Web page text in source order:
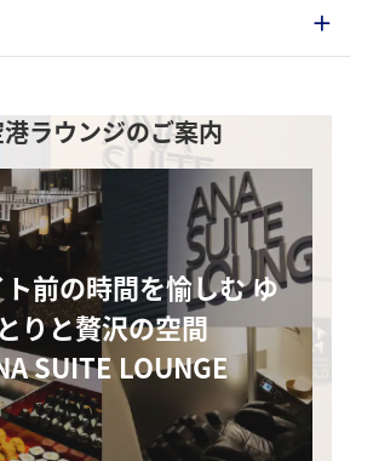
ラウンジのご案内
ニューと作りたての
しさ ヌードルバー
前の時間を愉しむ ゆ
とりと贅沢の空間
SUITE LOUNGE
席と広々とした快適
な空間
ANA LOUNGE
ニューと作りたての
しさ ヌードルバー
前の時間を愉しむ ゆ
とりと贅沢の空間
SUITE LOUNGE